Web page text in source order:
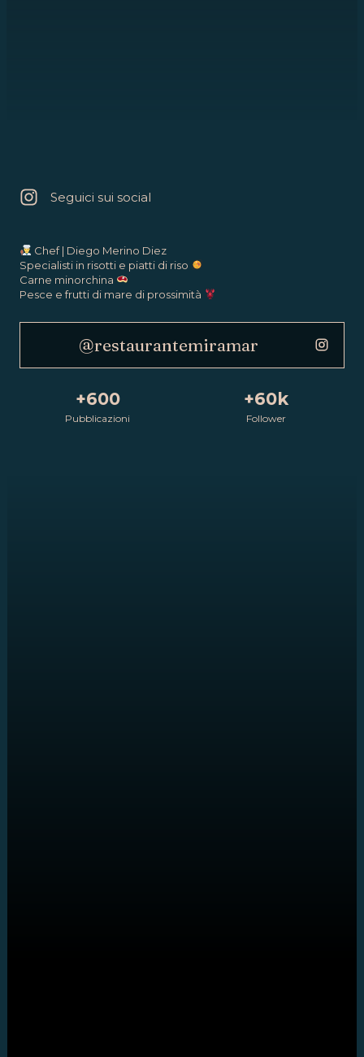
Seguici sui social
Chef | Diego Merino Diez
Specialisti in risotti e piatti di riso
Carne minorchina
Pesce e frutti di mare di prossimità
@restaurantemiramar
+600
Pubblicazioni
+60k
Follower